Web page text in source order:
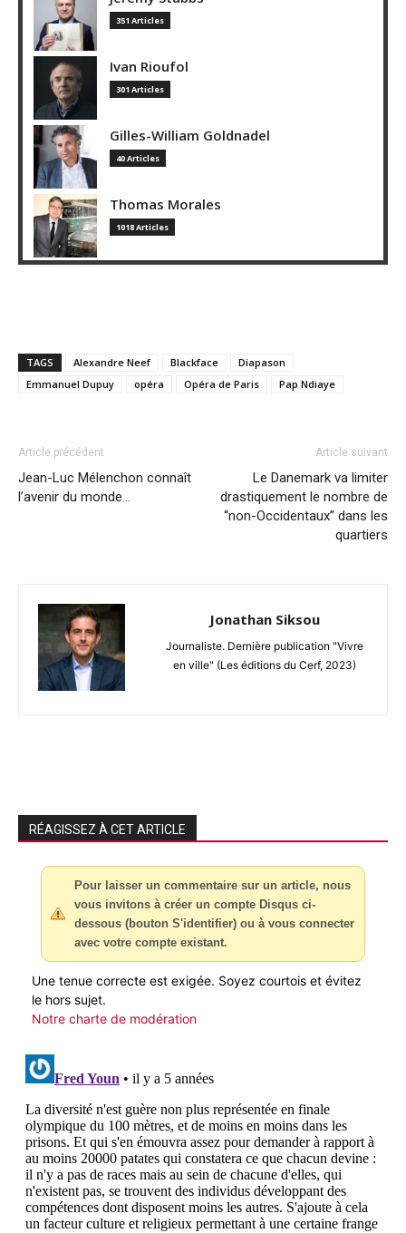
351 Articles
Ivan Rioufol
301 Articles
Gilles-William Goldnadel
40 Articles
Thomas Morales
1018 Articles
TAGS Alexandre Neef Blackface
Diapason
Emmanuel Dupuy
opéra Opéra de Paris Pap Ndiaye
Article précédent
Jean-Luc Mélenchon connaît
l’avenir du monde…
Article suivant
Le Danemark va limiter
drastiquement le nombre de
“non-Occidentaux” dans les
quartiers
Jonathan Siksou
Journaliste. Dernière publication "Vivre
en ville" (Les éditions du Cerf, 2023)
RÉAGISSEZ À CET ARTICLE
Pour laisser un commentaire sur un article, nous
vous invitons à créer un compte Disqus ci-
dessous (bouton S'identifier) ou à vous connecter
avec votre compte existant.
Une tenue correcte est exigée. Soyez courtois et évitez
le hors sujet.
Notre charte de modération